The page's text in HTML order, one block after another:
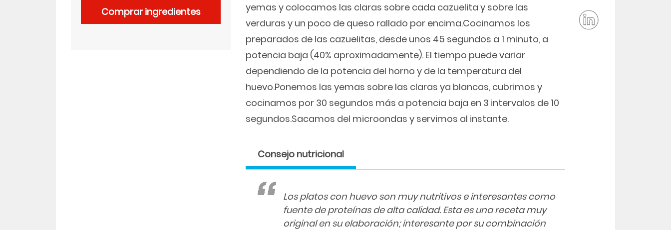
yemas y colocamos las claras sobre cada cazuelita y sobre las
verduras y un poco de queso rallado por encima.Cocinamos los
preparados de las cazuelitas, desde unos 45 segundos a 1 minuto, a
potencia baja (40% aproximadamente). El tiempo puede variar
dependiendo de la potencia del horno y de la temperatura del
huevo.Ponemos las yemas sobre las claras ya blancas, cubrimos y
cocinamos por 30 segundos más a potencia baja en 3 intervalos de 10
segundos.Sacamos del microondas y servimos al instante.
Consejo nutricional
Los platos con huevo son muy nutritivos e interesantes como
fuente de proteínas de alta calidad. Esta es una receta muy
original en su elaboración; interesante por su combinación
Comprar ingredientes